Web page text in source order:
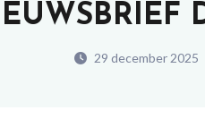
29 december 2025